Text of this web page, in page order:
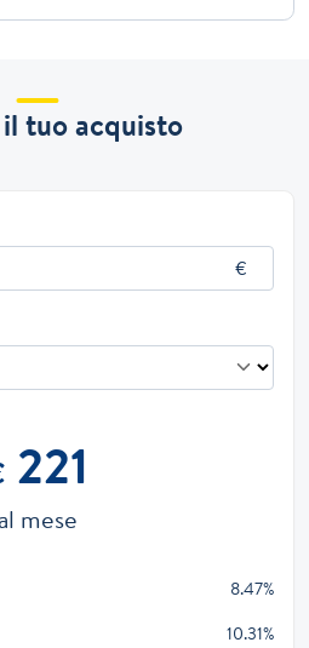
il tuo acquisto
221
al mese
8.47%
10.31%